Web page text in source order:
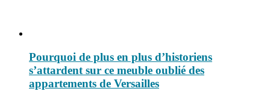
Pourquoi de plus en plus d’historiens
s’attardent sur ce meuble oublié des
appartements de Versailles